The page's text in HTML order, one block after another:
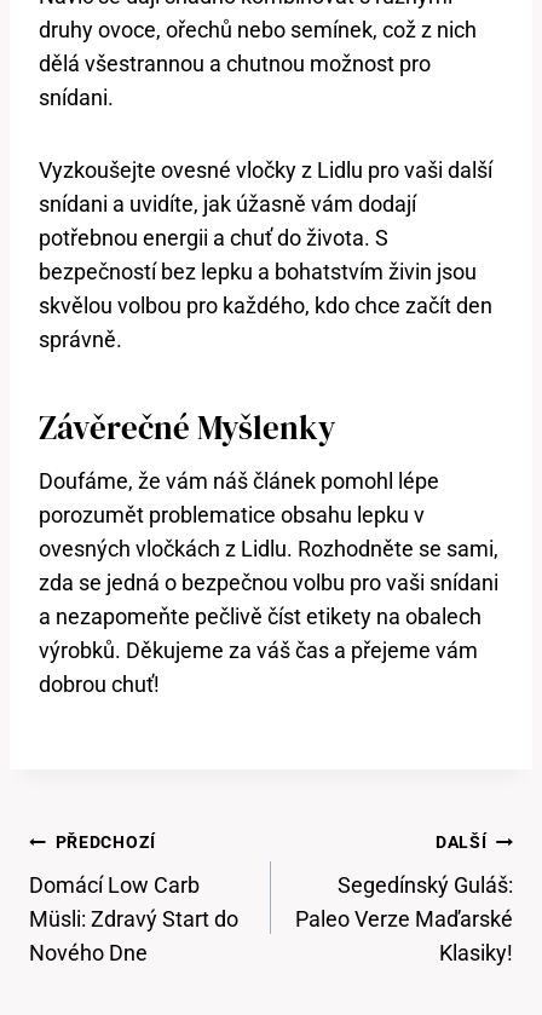
druhy ovoce, ořechů nebo semínek, což z nich
dělá všestrannou a chutnou možnost pro
snídani.
Vyzkoušejte ovesné vločky z Lidlu pro vaši další
snídani a uvidíte, jak úžasně vám dodají
potřebnou energii a chuť do života. S
bezpečností bez lepku a bohatstvím živin jsou
skvělou volbou pro každého, kdo chce začít den
správně.
Závěrečné Myšlenky
Doufáme, že vám náš článek pomohl lépe
porozumět problematice obsahu lepku v
ovesných vločkách z Lidlu. Rozhodněte se sami,
zda se jedná o bezpečnou volbu pro vaši snídani
a nezapomeňte pečlivě číst etikety na obalech
výrobků. Děkujeme za váš čas a přejeme vám
dobrou chuť!
Navigace
Pro
Příspěvek
PŘEDCHOZÍ
Domácí Low Carb
Müsli: Zdravý Start do
Nového Dne
DALŠÍ
Segedínský Guláš:
Paleo Verze Maďarské
Klasiky!